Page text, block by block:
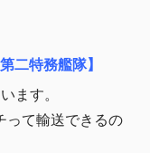
第二特務艦隊】
ます。
って輸送できるの